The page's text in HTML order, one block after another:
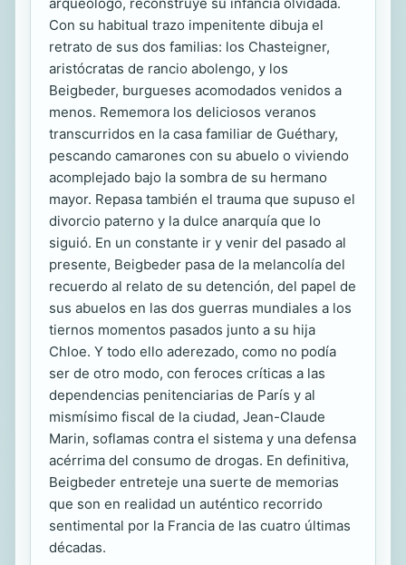
Con su habitual trazo impenitente dibuja el
retrato de sus dos familias: los Chasteigner,
aristócratas de rancio abolengo, y los
Beigbeder, burgueses acomodados venidos a
menos. Rememora los deliciosos veranos
transcurridos en la casa familiar de Guéthary,
pescando camarones con su abuelo o viviendo
acomplejado bajo la sombra de su hermano
mayor. Repasa también el trauma que supuso el
divorcio paterno y la dulce anarquía que lo
siguió. En un constante ir y venir del pasado al
presente, Beigbeder pasa de la melancolía del
recuerdo al relato de su detención, del papel de
sus abuelos en las dos guerras mundiales a los
tiernos momentos pasados junto a su hija
Chloe. Y todo ello aderezado, como no podía
ser de otro modo, con feroces críticas a las
dependencias penitenciarias de París y al
mismísimo fiscal de la ciudad, Jean-Claude
Marin, soflamas contra el sistema y una defensa
acérrima del consumo de drogas. En definitiva,
Beigbeder entreteje una suerte de memorias
que son en realidad un auténtico recorrido
sentimental por la Francia de las cuatro últimas
décadas.